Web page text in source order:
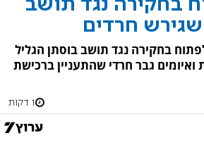
בחקירה נגד תושב
שגירש חרדים
בחקירה נגד תושב בוסתן הגליל
גבר חרדי שהתעניין ברכישת
1 דקות